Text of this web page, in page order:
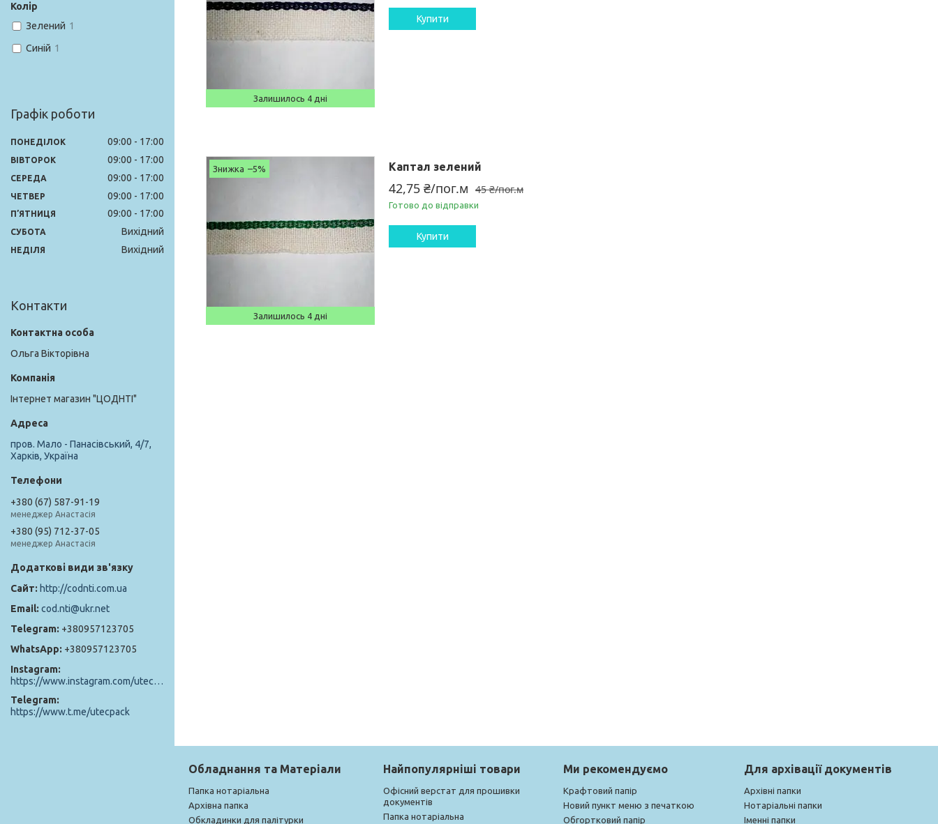
Залишилось 4 дні
Купити
–5%
Залишилось 4 дні
Каптал зелений
45 ₴/пог.м
42,75 ₴/пог.м
Готово до відправки
Купити
Колір
Зелений 1
Синій 1
Графік роботи
ПОНЕДІЛОК 09:00 17:00
ВІВТОРОК 09:00 17:00
СЕРЕДА 09:00 17:00
ЧЕТВЕР 09:00 17:00
ПʼЯТНИЦЯ 09:00 17:00
СУБОТА Вихідний
НЕДІЛЯ Вихідний
Контакти
Ольга Вікторівна
Інтернет магазин "ЦОДНТІ"
пров. Мало - Панасівський, 4/7,
Харків, Україна
+380 (67) 587-91-19
менеджер Анастасія
+380 (95) 712-37-05
менеджер Анастасія
http://codnti.com.ua
cod.nti@ukr.net
+380957123705
+380957123705
Instagram
https://www.instagram.com/utec_pack/
Telegram
https://www.t.me/utecpack
Обладнання та Матеріали
Папка нотаріальна
Архівна папка
Обкладинки для палітурки
Найпопулярніші товари
Офісний верстат для прошивки
документів
Папка нотаріальна
Ми рекомендуємо
Крафтовий папір
Новий пункт меню з печаткою
Обгортковий папір
Для архівації документів
Архівні папки
Нотаріальні папки
Іменні папки